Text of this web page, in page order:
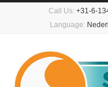
Call Us: +31-6-
Language: